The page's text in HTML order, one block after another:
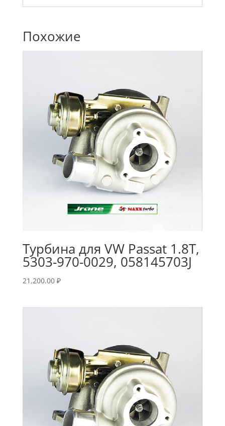
Похожие
Турбина для VW Passat 1.8T,
5303-970-0029, 058145703J
21,200.00 ₽